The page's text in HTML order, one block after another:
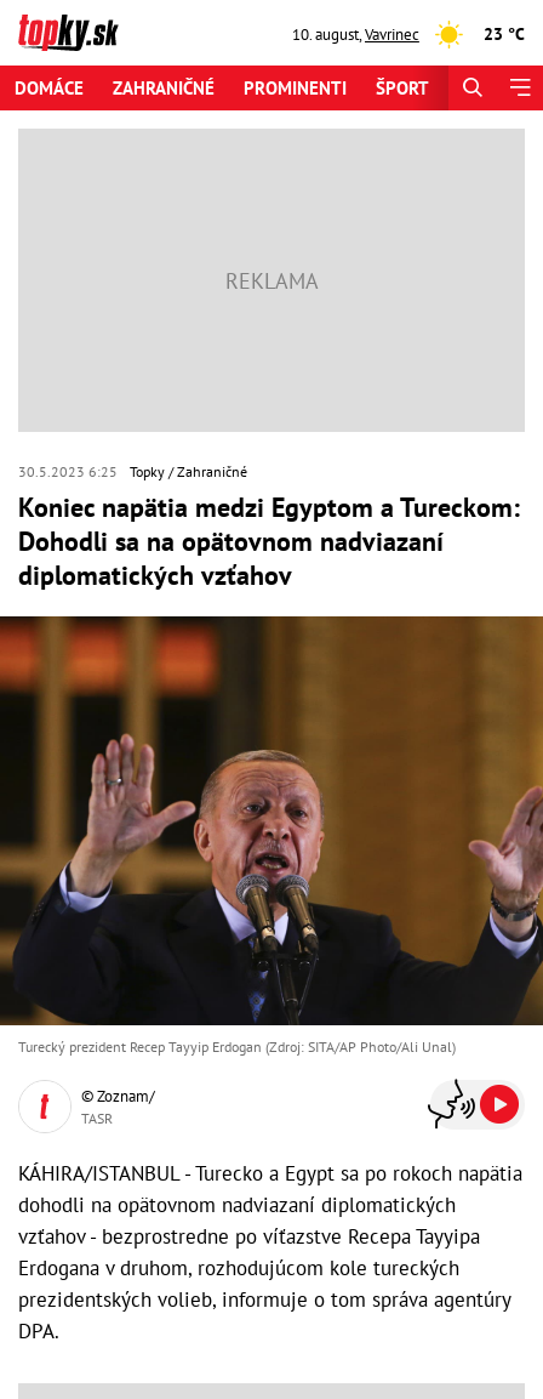
10. august,Vavrinec 23 °C
DOMÁCE ZAHRANIČNÉ PROMINENTI ŠPORT
30.5.2023 6:25 Topky Zahraničné
Koniec napätia medzi Egyptom a Tureckom:
Dohodli sa na opätovnom nadviazaní
diplomatických vzťahov
Turecký prezident Recep Tayyip Erdogan (Zdroj: SITA/AP Photo/Ali Unal)
© Zoznam/
TASR
KÁHIRA/ISTANBUL - Turecko a Egypt sa po rokoch napätia
dohodli na opätovnom nadviazaní diplomatických
vzťahov - bezprostredne po víťazstve Recepa Tayyipa
Erdogana v druhom, rozhodujúcom kole tureckých
prezidentských volieb, informuje o tom správa agentúry
DPA.